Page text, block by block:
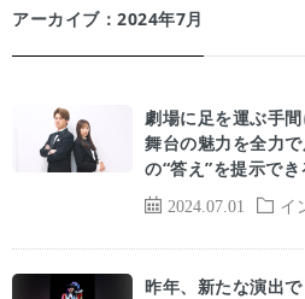
アーカイブ：2024年7月
2024.07.01 イ
劇場に足を運ぶ手
舞台の魅力を全力
の“答え”を提示でき
昨年、新たな演出